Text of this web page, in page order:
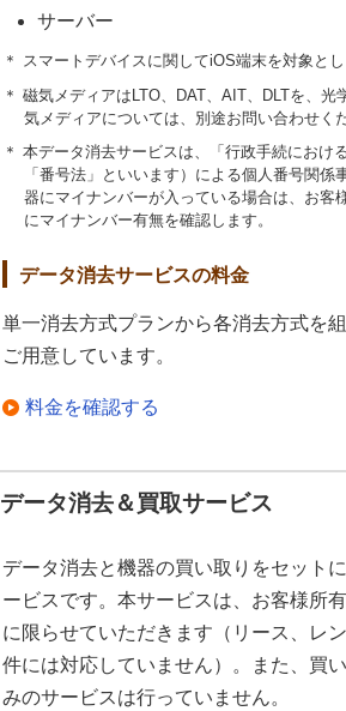
サーバー
＊ スマートデバイスに関してiOS端末を対象と
＊ 磁気メディアはLTO、DAT、AIT、DLTを、
気メディアについては、別途お問い合わせくだ
＊ 本データ消去サービスは、「行政手続にお
「番号法」といいます）による個人番号関
器にマイナンバーが入っている場合は、お客
にマイナンバー有無を確認します。
データ消去サービスの料金
単一消去方式プランから各消去方式を
ご用意しています。
料金を確認する
データ消去＆買取サービス
データ消去と機器の買い取りをセット
ービスです。本サービスは、お客様所
に限らせていただきます（リース、レ
件には対応していません）。また、買
みのサービスは行っていません。